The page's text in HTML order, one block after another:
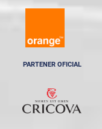
PARTENER OFICIAL